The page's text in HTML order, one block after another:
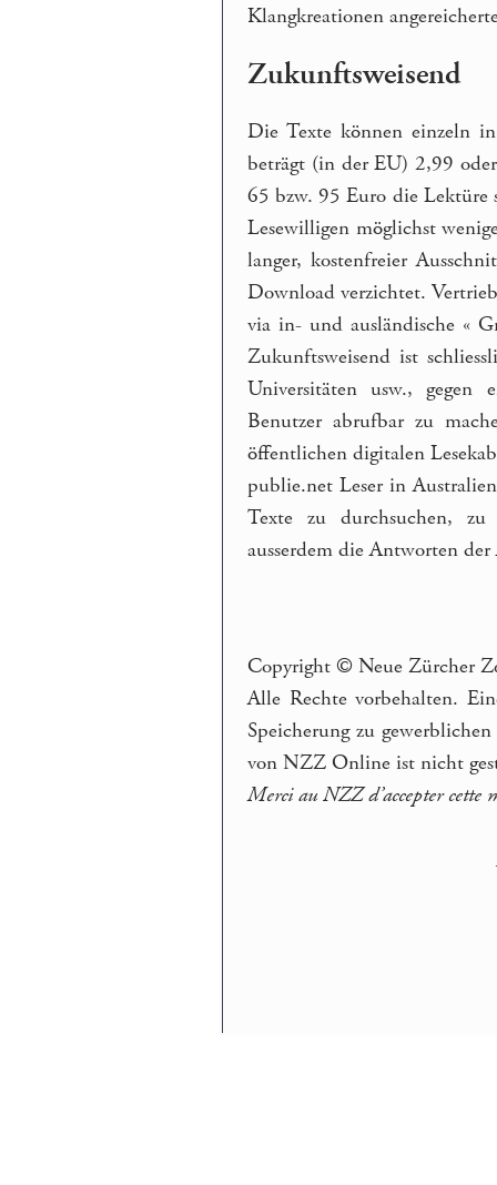
Klangkreationen
Zukunftsweisend
Die Texte können einzeln
beträgt (in der EU) 2,99
65 bzw. 95 Euro die Lektüre
Lesewilligen möglichst
langer, kostenfreier
Download verzichtet.
via in- und ausländische «
Zukunftsweisend ist
Universitäten usw., gegen
Benutzer abrufbar zu
öffentlichen digitalen
publie.net Leser in
Texte zu durchsuchen,
ausserdem die Antworten
Copyright © Neue Zürcher
Alle Rechte vorbehalten.
Speicherung zu
von NZZ Online ist nicht
Merci au NZZ d’accepter cette